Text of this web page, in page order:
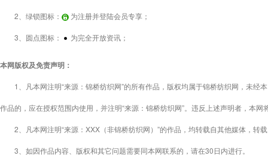
2、绿锁图标： 为注册并登陆会员专享；
3、圆点图标： 为完全开放资讯；
本网版权及免责声明：
1、凡本网注明“来源：锦桥纺织网”的所有作品，版权均属于锦桥纺织网，未经
作品的，应在授权范围内使用，并注明“来源：锦桥纺织网”。违反上述声明者，本网
2、凡本网注明“来源：XXX（非锦桥纺织网）”的作品，均转载自其他媒体，转
3、如因作品内容、版权和其它问题需要同本网联系的，请在30日内进行。